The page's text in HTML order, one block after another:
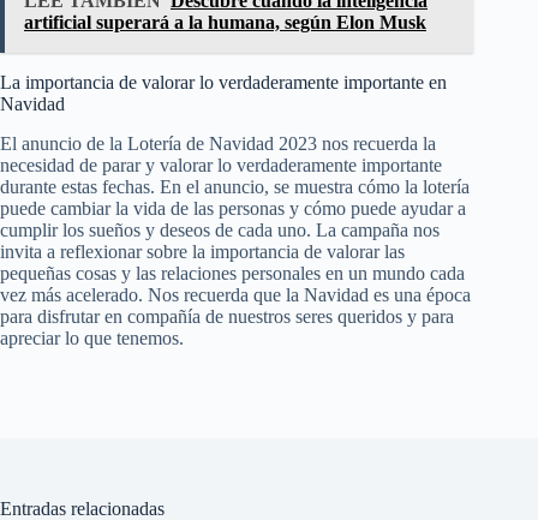
artificial superará a la humana, según Elon Musk
La importancia de valorar lo verdaderamente importante en
Navidad
El anuncio de la Lotería de Navidad 2023 nos recuerda la
necesidad de parar y valorar lo verdaderamente importante
durante estas fechas. En el anuncio, se muestra cómo la lotería
puede cambiar la vida de las personas y cómo puede ayudar a
cumplir los sueños y deseos de cada uno. La campaña nos
invita a reflexionar sobre la importancia de valorar las
pequeñas cosas y las relaciones personales en un mundo cada
vez más acelerado. Nos recuerda que la Navidad es una época
para disfrutar en compañía de nuestros seres queridos y para
apreciar lo que tenemos.
Entradas relacionadas